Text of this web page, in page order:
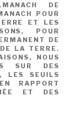
DE
POUR
ET LES
POUR
DE
LA TERRE.
NOUS
SUR DES
LES SEUILS
RAPPORT
ET DES